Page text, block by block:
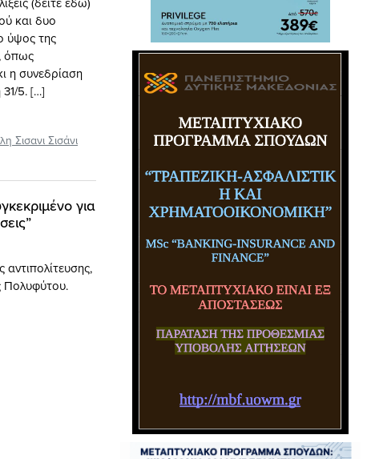
και δυο
ύψος της
όπως
η συνεδρίαση
31/5. […]
Σισανι Σισάνι
για
Πολυφύτου.